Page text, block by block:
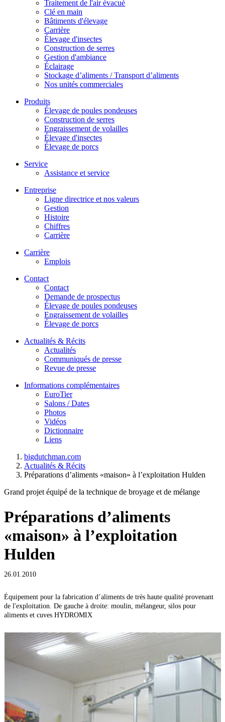
Traitement de l'air évacué
Clé en main
Bâtiments d'élevage
Carrière
Élevage d'insectes
Construction de serres
Gestion d'ambiance
Éclairage
Stockage d’aliments / Transport d’aliments
Nos unités commerciales
Produits
Élevage de poules pondeuses
Construction de serres
Engraissement de volailles
Élevage d'insectes
Élevage de porcs
Service
Assistance et service
Entreprise
Ligne directrice et nos valeurs
Gestion
Histoire
Chiffres
Carrière
Carrière
Emplois
Contact
Contact
Demande de prospectus
Élevage de poules pondeuses
Engraissement de volailles
Élevage de porcs
Actualités & Récits
Actualités
Communiqués de presse
Revue de presse
Informations complémentaires
EuroTier
Salons / Dates
Photos
Vidéos
Dictionnaire
Liens
bigdutchman.com
Actualités & Récits
Préparations d’aliments «maison» à l’exploitation Hulden
Grand projet équipé de la technique de broyage et de mélange
Préparations d’aliments
«maison» à l’exploitation
Hulden
26.01.2010
Équipement pour la fabrication d’aliments de très haute qualité provenant
de l'exploitation. De gauche à droite: moulin, mélangeur, silos pour
aliments et cuves HYDROMIX